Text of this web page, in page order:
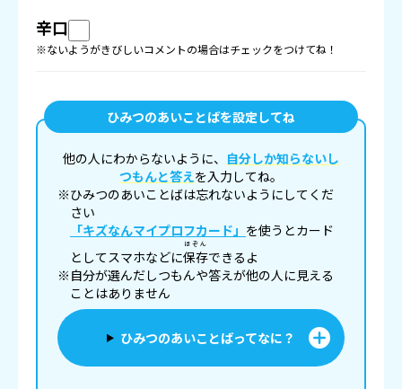
辛口
※ないようがきびしいコメントの場合はチェックをつけてね！
ひみつのあいことばを設定してね
他の人にわからないように、 自分しか知らないし
つもんと答えを入力してね。
※ひみつのあいことばは忘れないようにしてくだ
さい
「キズなんマイプロフカード」 を使うとカード
としてスマホなどに保存
ほぞん
できるよ
※自分が選んだしつもんや答えが他の人に見える
ことはありません
ひみつのあいことばってなに？